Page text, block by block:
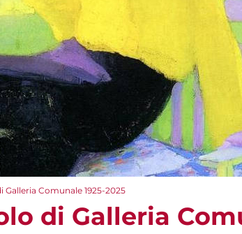
Galleria Comunale 1925-2025
di Galleria